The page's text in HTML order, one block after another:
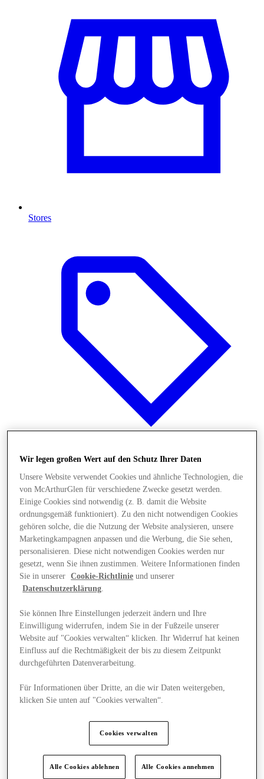
Stores
Angebote
Wir legen großen Wert auf den Schutz Ihrer Daten
Unsere Website verwendet Cookies und ähnliche Technologien, die
von McArthurGlen für verschiedene Zwecke gesetzt werden.
Einige Cookies sind notwendig (z. B. damit die Website
ordnungsgemäß funktioniert). Zu den nicht notwendigen Cookies
gehören solche, die die Nutzung der Website analysieren, unsere
Marketingkampagnen anpassen und die Werbung, die Sie sehen,
personalisieren. Diese nicht notwendigen Cookies werden nur
gesetzt, wenn Sie ihnen zustimmen. Weitere Informationen finden
Sie in unserer
Cookie-Richtlinie und unserer
Datenschutzerklärung
Sie können Ihre Einstellungen jederzeit ändern und Ihre
Einwilligung widerrufen, indem Sie in der Fußzeile unserer
Website auf "Cookies verwalten“ klicken. Ihr Widerruf hat keinen
Einfluss auf die Rechtmäßigkeit der bis zu diesem Zeitpunkt
durchgeführten Datenverarbeitung.
Für Informationen über Dritte, an die wir Daten weitergeben,
klicken Sie unten auf "Cookies verwalten“.
Cookies verwalten
Alle Cookies ablehnen Alle Cookies annehmen